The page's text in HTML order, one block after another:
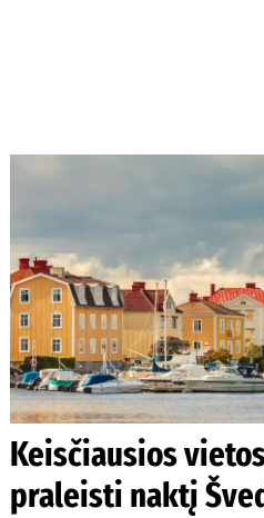
Keisčiausios
praleisti naktį